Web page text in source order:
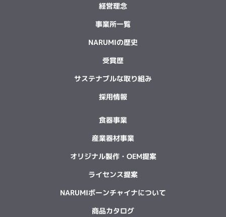
経営理念
事業所一覧
NARUMIの歴史
受賞歴
サステナブルな取り組み
採用情報
食器事業
産業器材事業
オリジナル製作・OEM提案
ライセンス提案
NARUMIボーンチャイナについて
商品カタログ